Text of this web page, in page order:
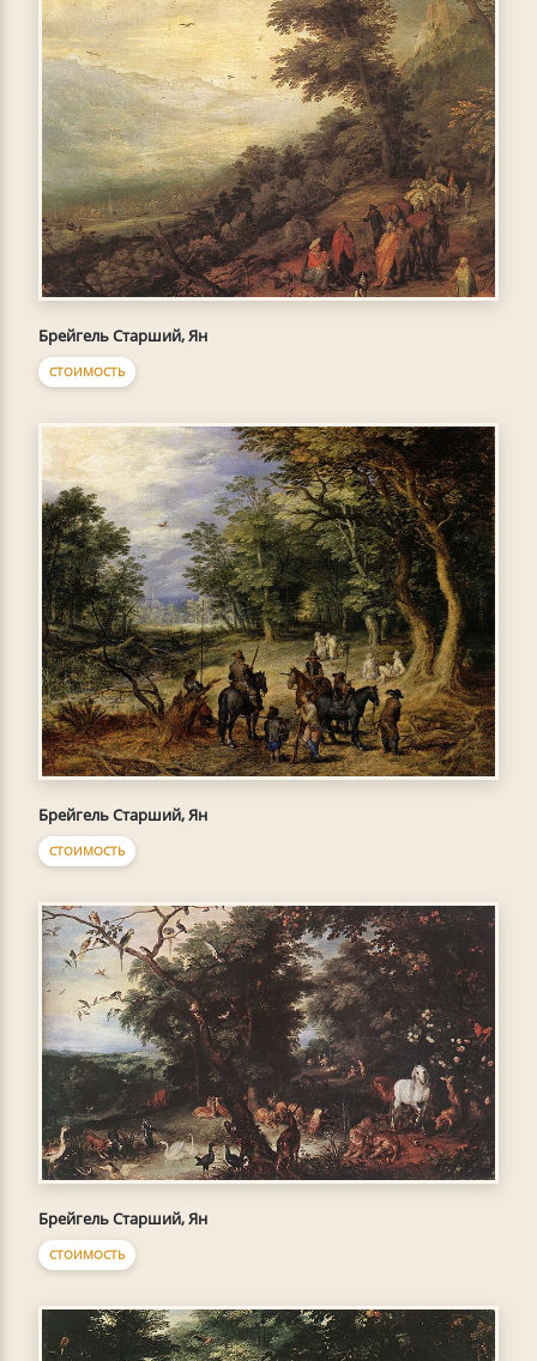
Брейгель Старший, Ян
СТОИМОСТЬ
Брейгель Старший, Ян
СТОИМОСТЬ
Брейгель Старший, Ян
СТОИМОСТЬ